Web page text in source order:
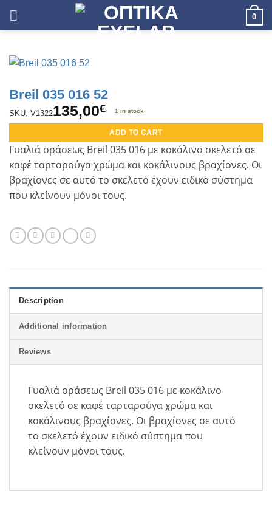
0
Breil 035 016 52
SKU: V1322135,00€ 1 in stock
ADD TO CART
Γυαλιά οράσεως Breil 035 016 με κοκάλινο σκελετό σε
καφέ ταρταρούγα χρώμα και κοκάλινους βραχίονες. Οι
βραχίονες σε αυτό το σκελετό έχουν ειδικό σύστημα
που κλείνουν μόνοι τους.
Description
Additional information
Reviews
Γυαλιά οράσεως Breil 035 016 με κοκάλινο
σκελετό σε καφέ ταρταρούγα χρώμα και
κοκάλινους βραχίονες. Οι βραχίονες σε αυτό
το σκελετό έχουν ειδικό σύστημα που
κλείνουν μόνοι τους.